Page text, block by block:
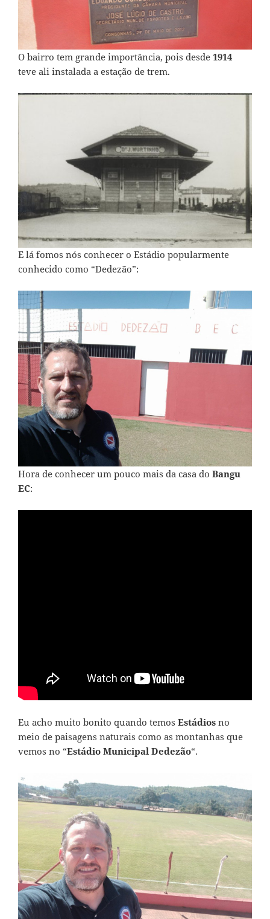
O bairro tem grande importância, pois desde 1914
teve ali instalada a estação de trem.
E lá fomos nós conhecer o Estádio popularmente
conhecido como “Dedezão”:
Hora de conhecer um pouco mais da casa do Bangu
EC:
Eu acho muito bonito quando temos Estádios no
meio de paisagens naturais como as montanhas que
vemos no “Estádio Municipal Dedezão“.